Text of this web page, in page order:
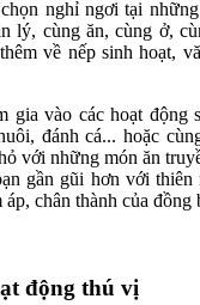
nghỉ ngơi tại
lý, cùng ăn, cùng ở,
về nếp sinh hoạt,
gia vào các hoạt động
đánh cá... hoặc
với những món ăn
gần gũi hơn với
chân thành của đồng
động thú vị